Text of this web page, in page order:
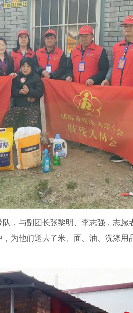
，与副团长张黎明、李志强，志愿
为他们送去了米、面、油、洗涤用